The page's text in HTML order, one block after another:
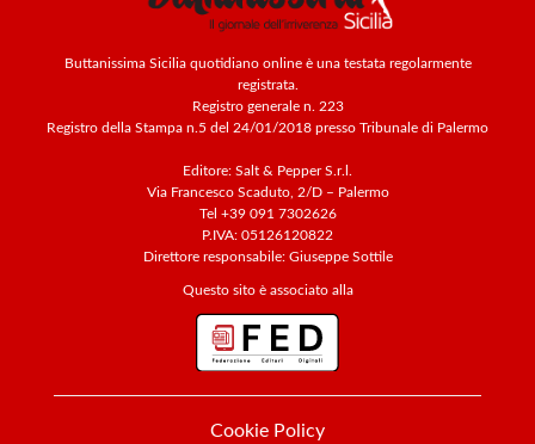
Buttanissima Sicilia quotidiano online è una testata regolarmente
registrata.
Registro generale n. 223
Registro della Stampa n.5 del 24/01/2018 presso Tribunale di Palermo
Editore: Salt & Pepper S.r.l.
Via Francesco Scaduto, 2/D – Palermo
Tel +39 091 7302626
P.IVA: 05126120822
Direttore responsabile: Giuseppe Sottile
Questo sito è associato alla
Cookie Policy